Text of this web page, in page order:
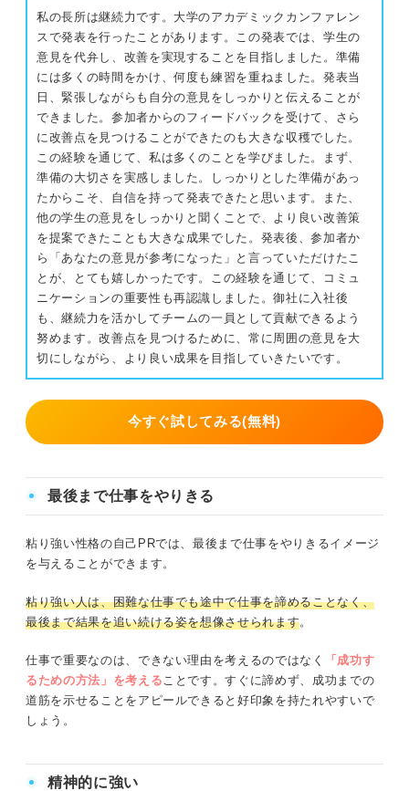
私の長所は継続力です。大学のアカデミックカンファレン
スで発表を行ったことがあります。この発表では、学生の
意見を代弁し、改善を実現することを目指しました。準備
には多くの時間をかけ、何度も練習を重ねました。発表当
日、緊張しながらも自分の意見をしっかりと伝えることが
できました。参加者からのフィードバックを受けて、さら
に改善点を見つけることができたのも大きな収穫でした。
この経験を通じて、私は多くのことを学びました。まず、
準備の大切さを実感しました。しっかりとした準備があっ
たからこそ、自信を持って発表できたと思います。また、
他の学生の意見をしっかりと聞くことで、より良い改善策
を提案できたことも大きな成果でした。発表後、参加者か
ら「あなたの意見が参考になった」と言っていただけたこ
とが、とても嬉しかったです。この経験を通じて、コミュ
ニケーションの重要性も再認識しました。御社に入社後
も、継続力を活かしてチームの一員として貢献できるよう
努めます。改善点を見つけるために、常に周囲の意見を大
切にしながら、より良い成果を目指していきたいです。
今すぐ試してみる(無料)
最後まで仕事をやりきる
粘り強い性格の自己PRでは、最後まで仕事をやりきるイメージ
を与えることができます。
粘り強い人は、困難な仕事でも途中で仕事を諦めることなく、
最後まで結果を追い続ける姿を想像させられます。
仕事で重要なのは、できない理由を考えるのではなく
「成功す
るための方法」を考える ことです。すぐに諦めず、成功までの
道筋を示せることをアピールできると好印象を持たれやすいで
しょう。
精神的に強い